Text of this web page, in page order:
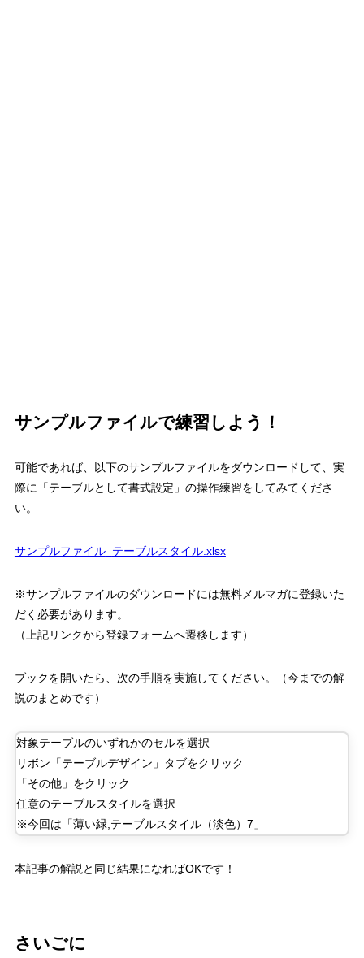
サンプルファイルで練習しよう！
可能であれば、以下のサンプルファイルをダウンロードして、実
際に「テーブルとして書式設定」の操作練習をしてみてくださ
い。
サンプルファイル_ テーブルスタイル.xlsx
※サンプルファイルのダウンロードには無料メルマガに登録いた
だく必要があります。
（上記リンクから登録フォームへ遷移します）
ブックを開いたら、次の手順を実施してください。（今までの解
説のまとめです）
対象テーブルのいずれかのセルを選択
リボン「テーブルデザイン」タブをクリック
「その他」をクリック
任意のテーブルスタイルを選択
※今回は「薄い緑,テーブルスタイル（淡色） 7 」
本記事の解説と同じ結果になればOKです！
さいごに